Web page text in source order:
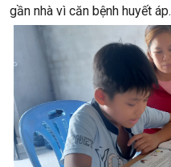
gần nhà vì căn bệnh huyết áp.